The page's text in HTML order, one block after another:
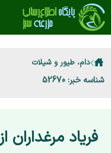
دام، طیور و شیلات
شناسه خبر: 52670
فریاد مرغداران